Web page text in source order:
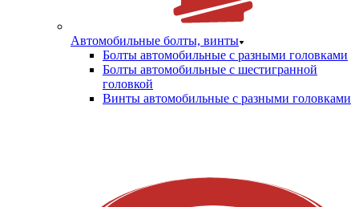
Автомобильные болты, винты
Болты автомобильные с разными головками
Болты автомобильные с шестигранной
головкой
Винты автомобильные с разными головками